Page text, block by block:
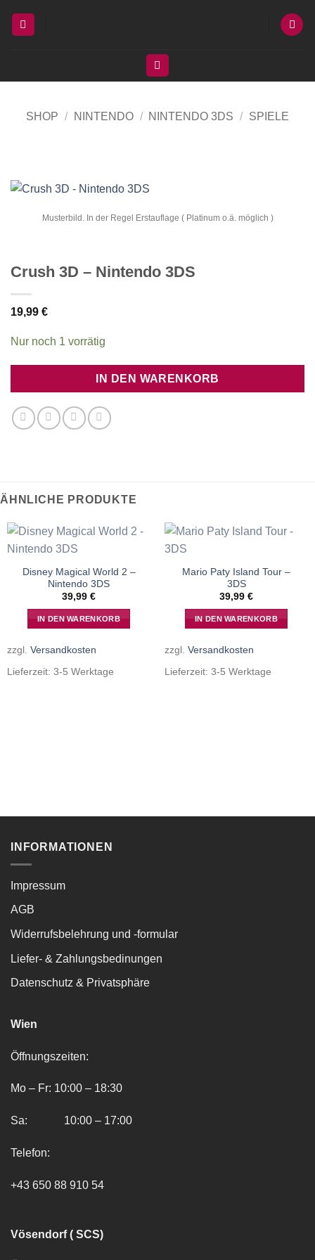
Inhalt
SHOP / NINTENDO / NINTENDO 3DS / SPIELE
Musterbild. In der Regel Erstauflage ( Platinum o.ä. möglich )
Crush 3D – Nintendo 3DS
19,99 €
Nur noch 1 vorrätig
IN DEN WARENKORB
ÄHNLICHE PRODUKTE
Disney Magical World 2 –
Nintendo 3DS
39,99 €
IN DEN WARENKORB
zzgl. Versandkosten
Lieferzeit: 3-5 Werktage
Mario Paty Island Tour –
3DS
39,99 €
IN DEN WARENKORB
zzgl. Versandkosten
Lieferzeit: 3-5 Werktage
INFORMATIONEN
Impressum
AGB
Widerrufsbelehrung und -formular
Liefer- & Zahlungsbedinungen
Datenschutz & Privatsphäre
Wien
Öffnungszeiten:
Mo – Fr: 10:00 – 18:30
Sa: 10:00 – 17:00
Telefon:
+43 650 88 910 54
Vösendorf ( SCS)